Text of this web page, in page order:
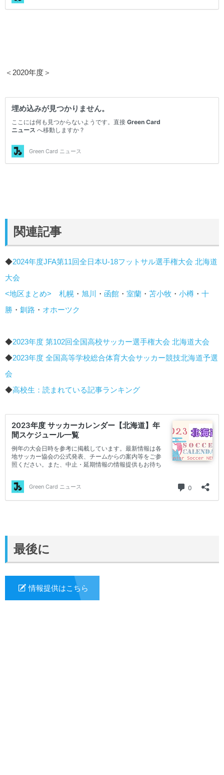
＜2020年度＞
関連記事
◆2024年度JFA第11回全日本U-18フットサル選手権大会 北海道
大会
<地区まとめ>
札幌 ・ 旭川 ・ 函館 ・ 室蘭 ・ 苫小牧 ・ 小樽 ・ 十
勝 ・ 釧路 ・ オホーツク
◆2023年度 第102回全国高校サッカー選手権大会 北海道大会
◆2023年度 全国高等学校総合体育大会サッカー競技北海道予選
会
◆高校生：読まれている記事ランキング
最後に
情報提供はこちら